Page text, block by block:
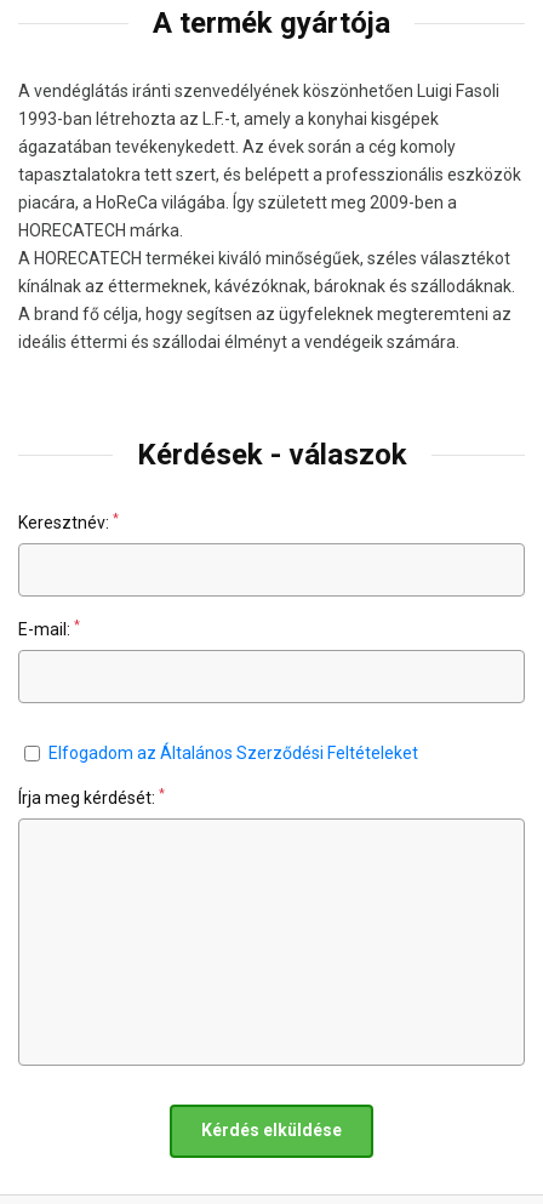
A termék gyártója
A vendéglátás iránti szenvedélyének köszönhetően Luigi Fasoli
1993-ban létrehozta az L.F.-t, amely a konyhai kisgépek
ágazatában tevékenykedett. Az évek során a cég komoly
tapasztalatokra tett szert, és belépett a professzionális eszközök
piacára, a HoReCa világába. Így született meg 2009-ben a
HORECATECH márka.
A HORECATECH termékei kiváló minőségűek, széles választékot
kínálnak az éttermeknek, kávézóknak, bároknak és szállodáknak.
A brand fő célja, hogy segítsen az ügyfeleknek megteremteni az
ideális éttermi és szállodai élményt a vendégeik számára.
Kérdések - válaszok
Keresztnév: *
E-mail: *
Elfogadom az Általános Szerződési Feltételeket
Írja meg kérdését: *
Kérdés elküldése